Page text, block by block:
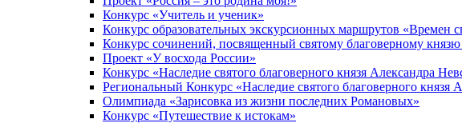
Конкурс «Учитель и ученик»
Конкурс образовательных экскурсионных маршрутов «Времен
Конкурс сочинений, посвященный святому благоверному
Проект «У восхода России»
Конкурс «Наследие святого благоверного князя Александра
Региональный Конкурс «Наследие святого благоверного князя
Олимпиада «Зарисовка из жизни последних Романовых»
Конкурс «Путешествие к истокам»